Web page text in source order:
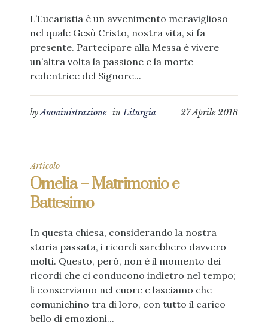
L’Eucaristia è un avvenimento meraviglioso
nel quale Gesù Cristo, nostra vita, si fa
presente. Partecipare alla Messa è vivere
un’altra volta la passione e la morte
redentrice del Signore...
27 Aprile 2018
byAmministrazione inLiturgia
Articolo
Omelia – Matrimonio e
Battesimo
In questa chiesa, considerando la nostra
storia passata, i ricordi sarebbero davvero
molti. Questo, però, non è il momento dei
ricordi che ci conducono indietro nel tempo;
li conserviamo nel cuore e lasciamo che
comunichino tra di loro, con tutto il carico
bello di emozioni...